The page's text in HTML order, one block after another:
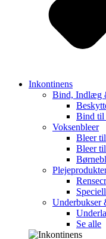
Inkontinens
Bind, Indlæg
Bind til
Voksenbleer
Bleer
Bleer
Underbukser
Se alle